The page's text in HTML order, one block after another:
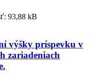
93,88 kB
výšky príspevku v
zariadeniach